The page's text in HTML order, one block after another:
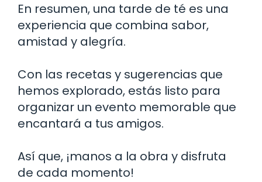
En resumen, una tarde de té es una
experiencia que combina sabor,
amistad y alegría.
Con las recetas y sugerencias que
hemos explorado, estás listo para
organizar un evento memorable que
encantará a tus amigos.
Así que, ¡manos a la obra y disfruta
de cada momento!